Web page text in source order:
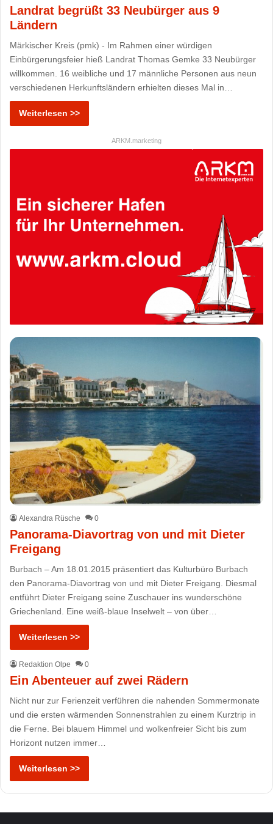
Landrat begrüßt 33 Neubürger aus 9
Ländern
Märkischer Kreis (pmk) - Im Rahmen einer würdigen
Einbürgerungsfeier hieß Landrat Thomas Gemke 33 Neubürger
willkommen. 16 weibliche und 17 männliche Personen aus neun
verschiedenen Herkunftsländern erhielten dieses Mal in…
Weiterlesen >>
ARKM.marketing
Alexandra Rüsche 0
Panorama-Diavortrag von und mit Dieter
Freigang
Burbach – Am 18.01.2015 präsentiert das Kulturbüro Burbach
den Panorama-Diavortrag von und mit Dieter Freigang. Diesmal
entführt Dieter Freigang seine Zuschauer ins wunderschöne
Griechenland. Eine weiß-blaue Inselwelt – von über…
Weiterlesen >>
Redaktion Olpe 0
Ein Abenteuer auf zwei Rädern
Nicht nur zur Ferienzeit verführen die nahenden Sommermonate
und die ersten wärmenden Sonnenstrahlen zu einem Kurztrip in
die Ferne. Bei blauem Himmel und wolkenfreier Sicht bis zum
Horizont nutzen immer…
Weiterlesen >>